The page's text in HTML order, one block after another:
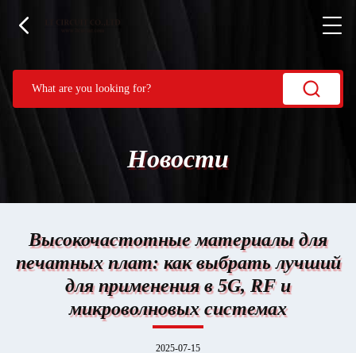
Новости
Высокочастотные материалы для
печатных плат: как выбрать лучший
для применения в 5G, RF и
микроволновых системах
2025-07-15